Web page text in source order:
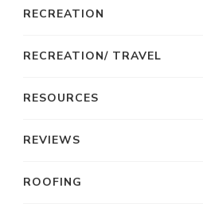
RECREATION
RECREATION/ TRAVEL
RESOURCES
REVIEWS
ROOFING